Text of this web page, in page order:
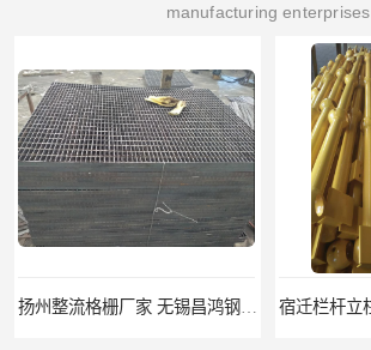
manufacturing enterprises